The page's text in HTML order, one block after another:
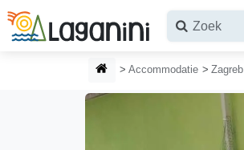
Ga naar hoofdinhoud
STARTPAGINA
Accommodatie Zagreb